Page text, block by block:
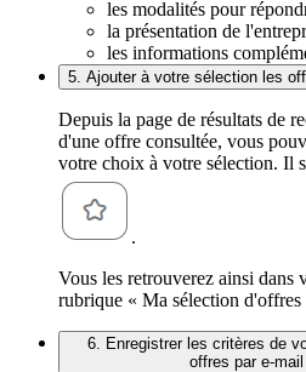
les modalités pour
la présentation de
les informations
5. Ajouter à votre sélection les
Depuis la page de résultats de
d'une offre consultée, vous
votre choix à votre sélection. Il
.
Vous les retrouverez ainsi dans
rubrique « Ma sélection d'offres
6. Enregistrer les critères de
offres par e-